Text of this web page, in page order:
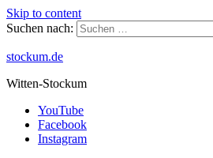
Skip to content
Suchen nach:
stockum.de
Witten-Stockum
YouTube
Facebook
Instagram